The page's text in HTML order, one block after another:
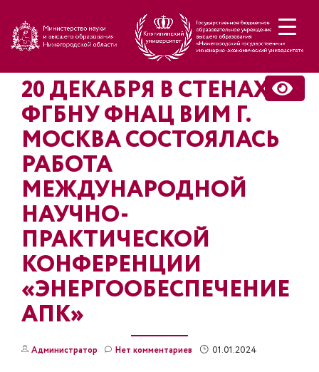
20 ДЕКАБРЯ В СТЕНАХ
ФГБНУ ФНАЦ ВИМ Г.
МОСКВА СОСТОЯЛАСЬ
РАБОТА
МЕЖДУНАРОДНОЙ
НАУЧНО-
ПРАКТИЧЕСКОЙ
КОНФЕРЕНЦИИ
«ЭНЕРГООБЕСПЕЧЕНИЕ
АПК»
Администратор 01.01.2024
Нет комментариев